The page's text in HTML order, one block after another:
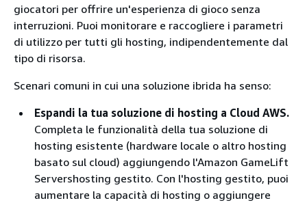
giocatori per offrire un'esperienza di gioco senza
interruzioni. Puoi monitorare e raccogliere i parametri
di utilizzo per tutti gli hosting, indipendentemente dal
tipo di risorsa.
Scenari comuni in cui una soluzione ibrida ha senso:
Espandi la tua soluzione di hosting a Cloud AWS.
Completa le funzionalità della tua soluzione di
hosting esistente (hardware locale o altro hosting
basato sul cloud) aggiungendo l'Amazon GameLift
Servershosting gestito. Con l'hosting gestito, puoi
aumentare la capacità di hosting o aggiungere